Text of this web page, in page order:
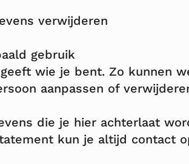
verwijderen
gebruik
wie je bent. Zo kunnen
aanpassen of
die je hier achterlaat
kun je altijd contact